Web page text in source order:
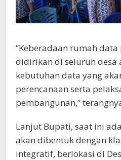
“Keberadaan rumah
didirikan di seluruh desa
kebutuhan data yang
perencanaan serta
pembangunan,”
Lanjut Bupati, saat ini
akan dibentuk dengan
integratif, berlokasi di